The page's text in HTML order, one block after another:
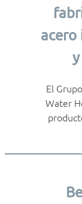
acero
El
Water